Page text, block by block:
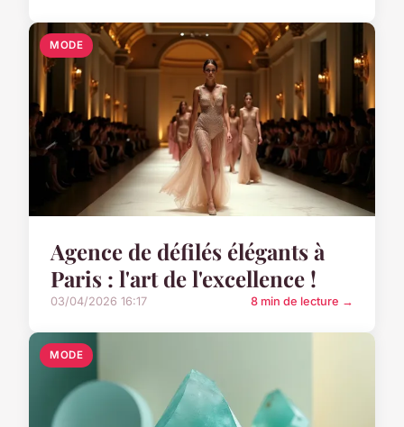
MODE
Agence de défilés élégants à
Paris : l'art de l'excellence !
03/04/2026 16:17 8 min de lecture →
MODE